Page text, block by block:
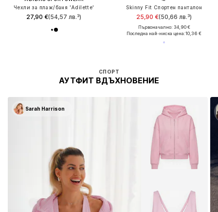
Чехли за плаж/баня 'Adilette'
27,90 €(54,57 лв.³)
Skinny Fit Спортен панталон
25,90 €(50,66 лв.³)
Първоначално: 34,90 €
Последна най-ниска цена:10,36 €
СПОРТ
АУТФИТ ВДЪХНОВЕНИЕ
Sarah Harrison